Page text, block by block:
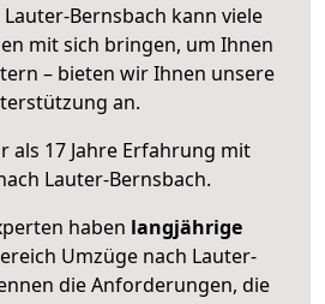
Lauter-Bernsbach kann viele
mit sich bringen, um Ihnen
– bieten wir Ihnen unsere
an.
als 17 Jahre Erfahrung mit
Lauter-Bernsbach.
haben langjährige
Umzüge nach Lauter-
die Anforderungen, die